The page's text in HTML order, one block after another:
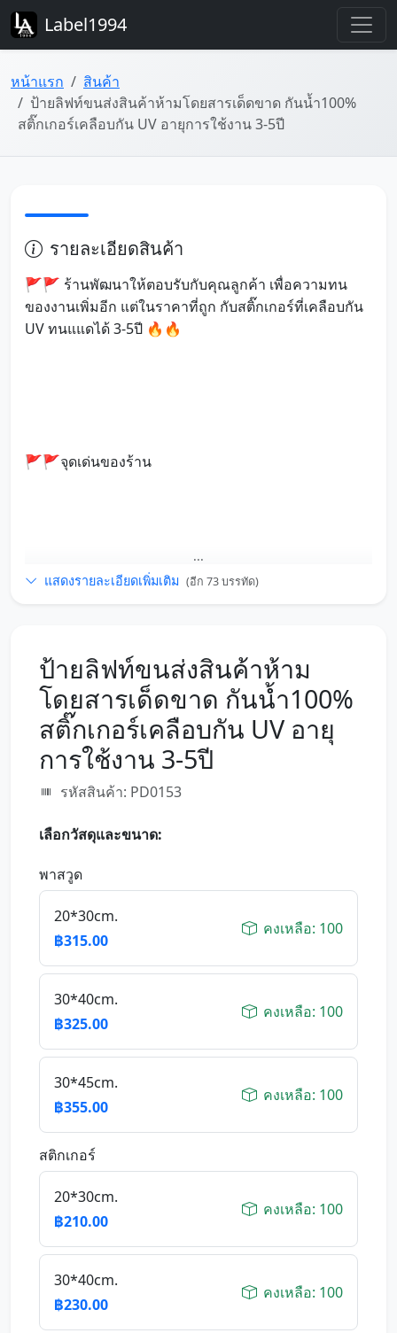
Label1994
หน้าแรก
สินค้า
ป้ายลิฟท์ขนส่งสินค้าห้ามโดยสารเด็ดขาด กันน้ำ100%
สติ๊กเกอร์เคลือบกัน UV อายุการใช้งาน 3-5ปี
รายละเอียดสินค้า
🚩🚩 ร้านพัฒนาให้ตอบรับกับคุณลูกค้า เพื่อความทน
ของงานเพิ่มอีก แต่ในราคาที่ถูก กับสติ๊กเกอร์ที่เคลือบกัน
UV ทนแแดได้ 3-5ปี 🔥🔥
🚩🚩จุดเด่นของร้าน
...
แสดงรายละเอียดเพิ่มเติม (อีก 73 บรรทัด)
ป้ายลิฟท์ขนส่งสินค้าห้าม
โดยสารเด็ดขาด กันน้ำ100%
สติ๊กเกอร์เคลือบกัน UV อายุ
การใช้งาน 3-5ปี
รหัสสินค้า: PD0153
เลือกวัสดุและขนาด:
พาสวูด
20*30cm.
฿315.00
คงเหลือ: 100
30*40cm.
฿325.00
คงเหลือ: 100
30*45cm.
฿355.00
คงเหลือ: 100
สติกเกอร์
20*30cm.
฿210.00
คงเหลือ: 100
30*40cm.
฿230.00
คงเหลือ: 100